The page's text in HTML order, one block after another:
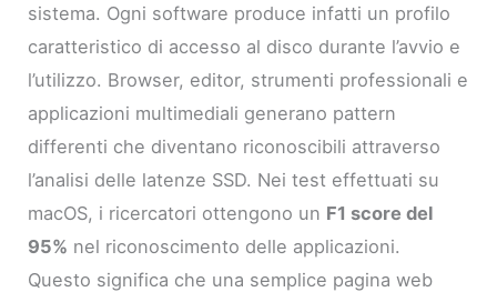
sistema. Ogni software produce infatti un profilo
caratteristico di accesso al disco durante l’avvio e
l’utilizzo. Browser, editor, strumenti professionali e
applicazioni multimediali generano pattern
differenti che diventano riconoscibili attraverso
l’analisi delle latenze SSD. Nei test effettuati su
macOS, i ricercatori ottengono un F1 score del
95% nel riconoscimento delle applicazioni.
Questo significa che una semplice pagina web